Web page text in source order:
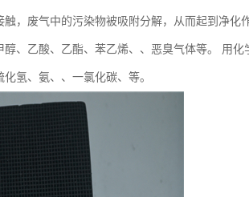
，废气中的污染物被吸附分解，从而起到净化
、乙酸、乙酯、苯乙烯、、恶臭气体等。 用化
氢、氨、、一氯化碳、等。